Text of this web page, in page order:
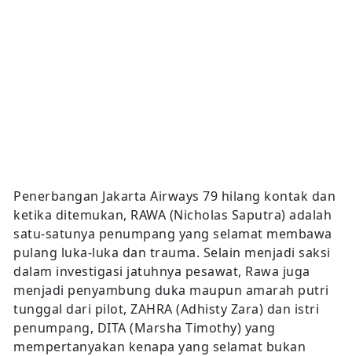
Penerbangan Jakarta Airways 79 hilang kontak dan
ketika ditemukan, RAWA (Nicholas Saputra) adalah
satu-satunya penumpang yang selamat membawa
pulang luka-luka dan trauma. Selain menjadi saksi
dalam investigasi jatuhnya pesawat, Rawa juga
menjadi penyambung duka maupun amarah putri
tunggal dari pilot, ZAHRA (Adhisty Zara) dan istri
penumpang, DITA (Marsha Timothy) yang
mempertanyakan kenapa yang selamat bukan